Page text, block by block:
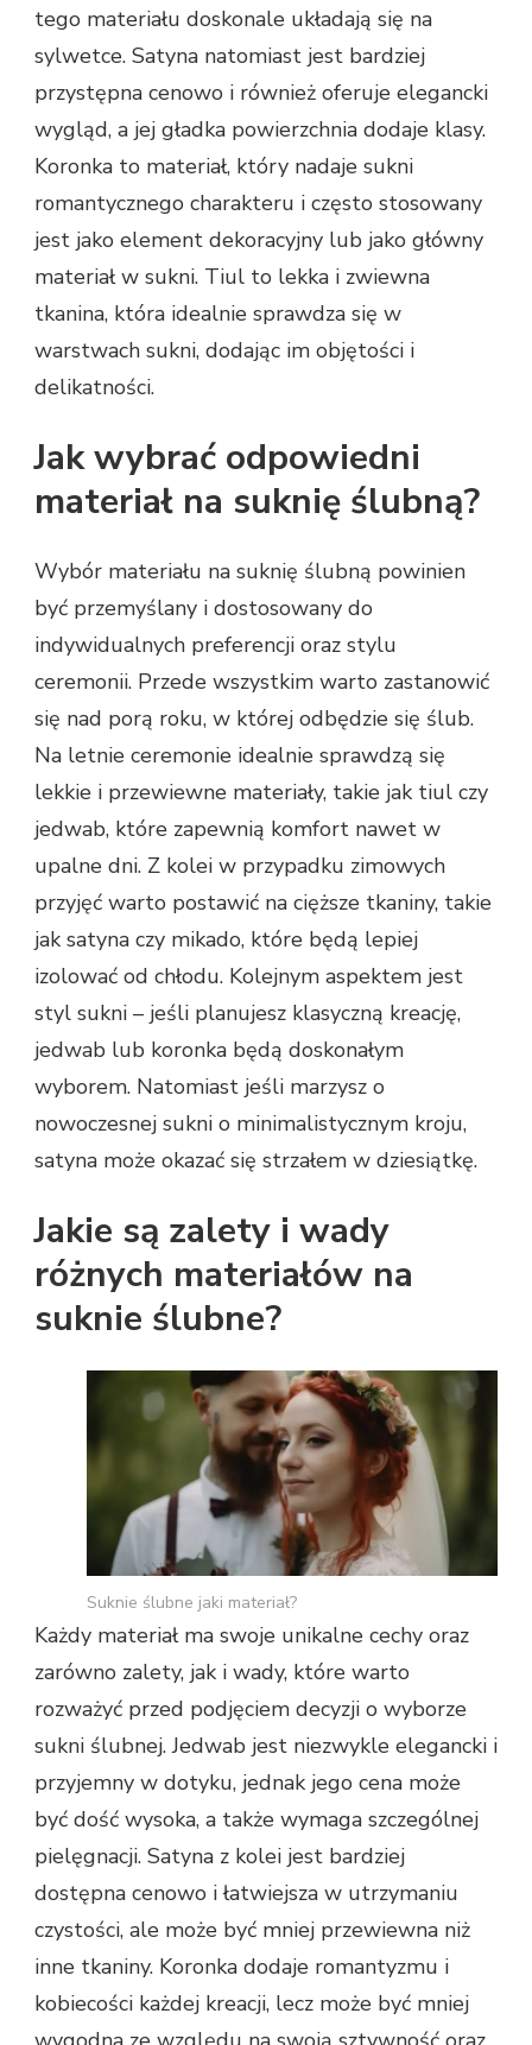
tego materiału doskonale układają się na
sylwetce. Satyna natomiast jest bardziej
przystępna cenowo i również oferuje elegancki
wygląd, a jej gładka powierzchnia dodaje klasy.
Koronka to materiał, który nadaje sukni
romantycznego charakteru i często stosowany
jest jako element dekoracyjny lub jako główny
materiał w sukni. Tiul to lekka i zwiewna
tkanina, która idealnie sprawdza się w
warstwach sukni, dodając im objętości i
delikatności.
Jak wybrać odpowiedni
materiał na suknię ślubną?
Wybór materiału na suknię ślubną powinien
być przemyślany i dostosowany do
indywidualnych preferencji oraz stylu
ceremonii. Przede wszystkim warto zastanowić
się nad porą roku, w której odbędzie się ślub.
Na letnie ceremonie idealnie sprawdzą się
lekkie i przewiewne materiały, takie jak tiul czy
jedwab, które zapewnią komfort nawet w
upalne dni. Z kolei w przypadku zimowych
przyjęć warto postawić na cięższe tkaniny, takie
jak satyna czy mikado, które będą lepiej
izolować od chłodu. Kolejnym aspektem jest
styl sukni – jeśli planujesz klasyczną kreację,
jedwab lub koronka będą doskonałym
wyborem. Natomiast jeśli marzysz o
nowoczesnej sukni o minimalistycznym kroju,
satyna może okazać się strzałem w dziesiątkę.
Jakie są zalety i wady
różnych materiałów na
suknie ślubne?
Suknie ślubne jaki materiał?
Każdy materiał ma swoje unikalne cechy oraz
zarówno zalety, jak i wady, które warto
rozważyć przed podjęciem decyzji o wyborze
sukni ślubnej. Jedwab jest niezwykle elegancki i
przyjemny w dotyku, jednak jego cena może
być dość wysoka, a także wymaga szczególnej
pielęgnacji. Satyna z kolei jest bardziej
dostępna cenowo i łatwiejsza w utrzymaniu
czystości, ale może być mniej przewiewna niż
inne tkaniny. Koronka dodaje romantyzmu i
kobiecości każdej kreacji, lecz może być mniej